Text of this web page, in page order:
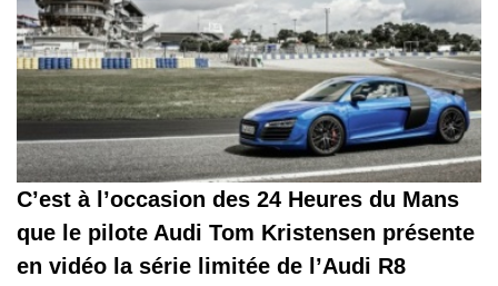
C’est à l’occasion des 24 Heures du Mans
que le pilote Audi Tom Kristensen présente
en vidéo la série limitée de l’Audi R8